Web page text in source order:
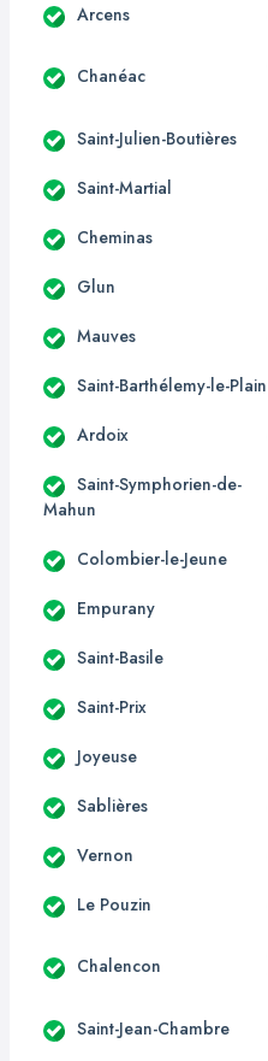
Arcens
Chanéac
Saint-Julien-Boutières
Saint-Martial
Cheminas
Glun
Mauves
Saint-Barthélemy-le-Plain
Ardoix
Saint-Symphorien-de-
Mahun
Colombier-le-Jeune
Empurany
Saint-Basile
Saint-Prix
Joyeuse
Sablières
Vernon
Le Pouzin
Chalencon
Saint-Jean-Chambre